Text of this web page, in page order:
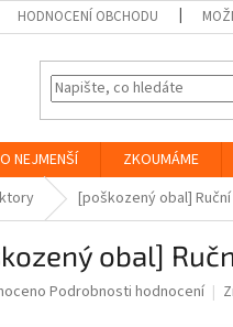
HODNOCENÍ OBCHODU
NEJMENŠÍ ZKOUMÁME
[poškozený obal]
obal]
Podrobnosti hodnocení